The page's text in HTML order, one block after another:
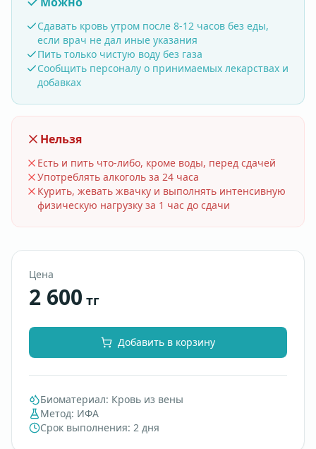
Сдавать кровь утром после 8-12 часов без еды,
если врач не дал иные указания
Пить только чистую воду без газа
Сообщить персоналу о принимаемых лекарствах и
добавках
Нельзя
Есть и пить что-либо, кроме воды, перед сдачей
Употреблять алкоголь за 24 часа
Курить, жевать жвачку и выполнять интенсивную
физическую нагрузку за 1 час до сдачи
Цена
2 600 тг
Добавить в корзину
Биоматериал: Кровь из вены
Метод: ИФА
Срок выполнения: 2 дня